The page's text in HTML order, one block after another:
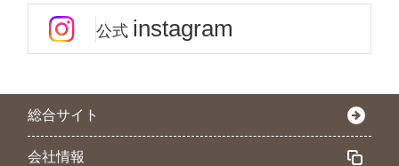
公式 instagram
総合サイト
会社情報